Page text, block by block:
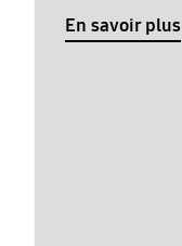
En savoir plus